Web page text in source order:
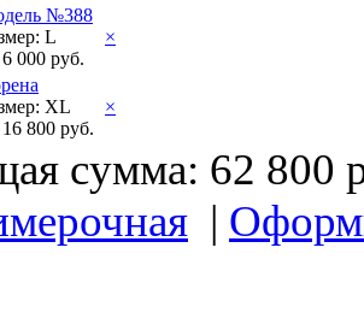
№388
L
6 000 руб.
×
XL
16 800 руб.
×
сумма: 62 800
|